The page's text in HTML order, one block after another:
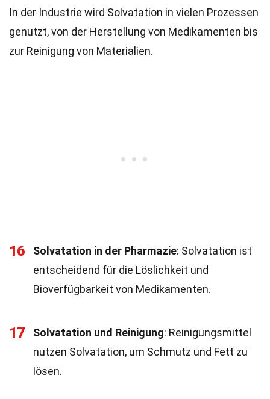
In der Industrie wird Solvatation in vielen Prozessen
genutzt, von der Herstellung von Medikamenten bis
zur Reinigung von Materialien.
16 Solvatation in der Pharmazie: Solvatation ist
entscheidend für die Löslichkeit und
Bioverfügbarkeit von Medikamenten.
17 Solvatation und Reinigung: Reinigungsmittel
nutzen Solvatation, um Schmutz und Fett zu
lösen.